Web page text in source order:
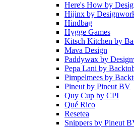
Here's How by
Hijinx by
Hindbag
Hygge Games
Kitsch Kitchen by
Mava Design
Paddywax by
Pepa Lani by
Pimpelmees by
Pineut by Pineut BV
Quy Cup by CPI
Qué Rico
Resetea
Snippers by Pineut